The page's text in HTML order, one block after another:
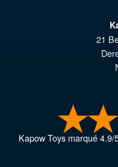
21
Kapow Toysmarqué4.9/